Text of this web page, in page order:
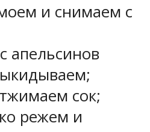
и снимаем с
апельсинов
сок;
режем и